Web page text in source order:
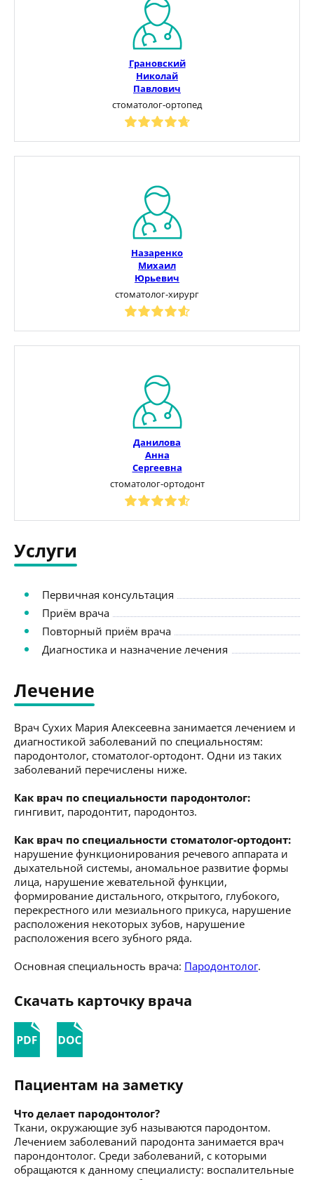
Грановский
Николай
Павлович
стоматолог-ортопед
Назаренко
Михаил
Юрьевич
стоматолог-хирург
Данилова
Анна
Сергеевна
стоматолог-ортодонт
Услуги
Первичная консультация
Приём врача
Повторный приём врача
Диагностика и назначение лечения
Лечение
Врач Сухих Мария Алексеевна занимается лечением и
диагностикой заболеваний по специальностям:
пародонтолог, стоматолог-ортодонт. Одни из таких
заболеваний перечислены ниже.
Как врач по специальности пародонтолог:
гингивит, пародонтит, пародонтоз.
Как врач по специальности стоматолог-ортодонт:
нарушение функционирования речевого аппарата и
дыхательной системы, аномальное развитие формы
лица, нарушение жевательной функции,
формирование дистального, открытого, глубокого,
перекрестного или мезиального прикуса, нарушение
расположения некоторых зубов, нарушение
расположения всего зубного ряда.
Основная специальность врача: Пародонтолог.
Скачать карточку врача
Пациентам на заметку
Что делает пародонтолог?
Ткани, окружающие зуб называются пародонтом.
Лечением заболеваний пародонта занимается врач
парондонтолог. Среди заболеваний, с которыми
обращаются к данному специалисту: воспалительные